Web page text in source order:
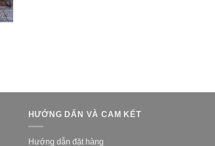
HƯỚNG DẨN VÀ CAM KẾT
Hướng dẫn đặt hàng